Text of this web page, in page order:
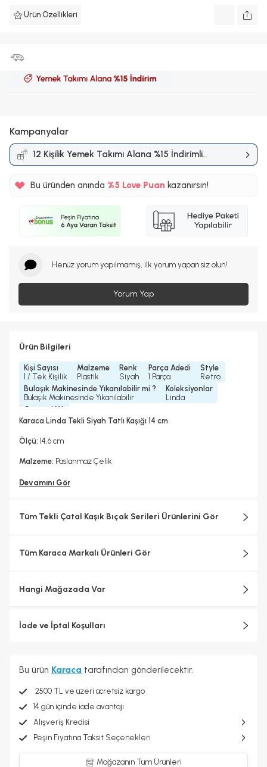
Ürün Özellikleri
Kampanyalar
12 Kişilik Yemek Takımı Alana %15 İndirimli
Kampanyası
Bu üründen anında %5
%5
Love Puan kazanırsın!
Henüz yorum yapılmamış, ilk yorum yapan siz olun!
Yorum Yap
Ürün Bilgileri
Kişi Sayısı
1 / Tek Kişilik
Malzeme
Plastik
Renk
Siyah
Parça Adedi
1 Parça
Style
Retro
Bulaşık Makinesinde Yıkanılabilir mi ?
Bulaşık Makinesinde Yıkanılabilir
Koleksiyonlar
Linda
Garanti Yılı
2 Yıl
Karaca Linda Tekli Siyah Tatlı Kaşığı 14 cm
Ölçü: 14,6 cm
Malzeme: Paslanmaz Çelik
Devamını Gör
Tüm Tekli Çatal Kaşık Bıçak Serileri Ürünlerini Gör
Tüm Karaca Markalı Ürünleri Gör
Hangi Mağazada Var
İade ve İptal Koşulları
Bu ürün Karaca tarafından gönderilecektir.
2500 TL ve üzeri ücretsiz kargo
14 gün içinde iade avantajı
Alışveriş Kredisi
Peşin Fiyatına Taksit Seçenekleri
Mağazanın Tüm Ürünleri